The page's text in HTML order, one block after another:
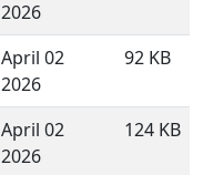
2026
April 02
2026
92 KB
April 02
2026
124 KB